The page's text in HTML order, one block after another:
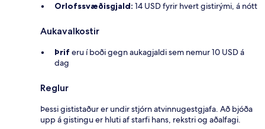
Orlofssvæðisgjald: 14 USD fyrir hvert gistirými, á nótt
Aukavalkostir
Þrif eru í boði gegn aukagjaldi sem nemur 10 USD á
dag
Reglur
Þessi gististaður er undir stjórn atvinnugestgjafa. Að bjóða
upp á gistingu er hluti af starfi hans, rekstri og aðalfagi.